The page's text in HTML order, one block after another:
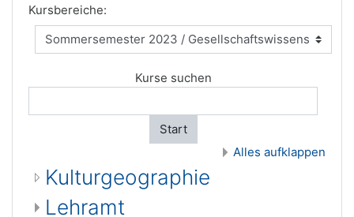
Kursbereiche:
Kurse suchen
Start
Alles aufklappen
Kulturgeographie
Lehramt